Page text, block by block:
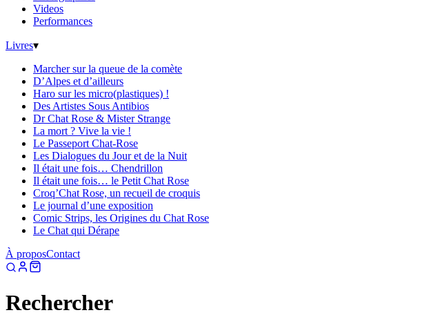
Videos
Performances
Livres▾
Marcher sur la queue de la comète
D’Alpes et d’ailleurs
Haro sur les micro(plastiques) !
Des Artistes Sous Antibios
Dr Chat Rose & Mister Strange
La mort ? Vive la vie !
Le Passeport Chat-Rose
Les Dialogues du Jour et de la Nuit
Il était une fois… Chendrillon
Il était une fois… le Petit Chat Rose
Croq’Chat Rose, un recueil de croquis
Le journal d’une exposition
Comic Strips, les Origines du Chat Rose
Le Chat qui Dérape
À proposContact
Rechercher